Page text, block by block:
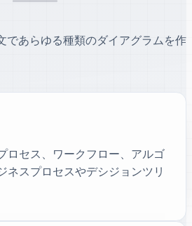
であらゆる種類のダイアグラムを作
ロセス、ワークフロー、アルゴ
ネスプロセスやデシジョンツリ